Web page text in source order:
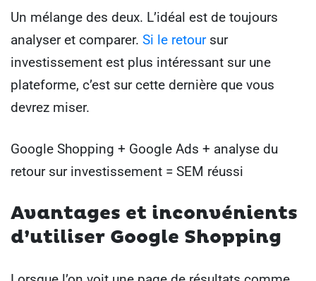
Un mélange des deux. L’idéal est de toujours
analyser et comparer. Si le retoursur
investissement est plus intéressant sur une
plateforme, c’est sur cette dernière que vous
devrez miser.
Google Shopping + Google Ads + analyse du
retour sur investissement = SEM réussi
Avantages et inconvénients
d’utiliser Google Shopping